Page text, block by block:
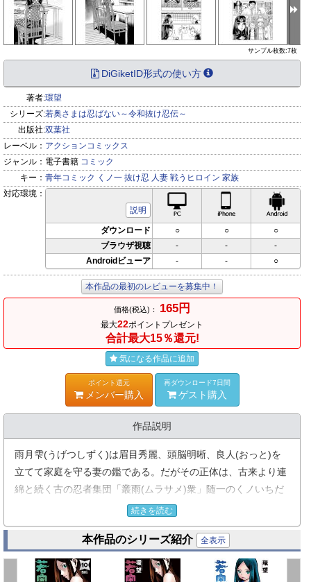
サンプル枚数:7枚
DiGiketID形式の使い方
著者:環望
シリーズ:若奥さまは忍ばない～令和抜け忍伝～
出版社:双葉社
レーベル： アクションコミックス
ジャンル： 電子書籍 コミック
キー： 青年コミック くノ一 抜け忍 人妻 戦うヒロイン 家族
対応環境：
説明
iPhone対応
ダウンロード ○ ○
○
ブラウザ視聴
- -
-
Androidビューア
- - ○
本作品の最初のレビューを募集中！
価格(税込)： 165円
最大22ポイントプレゼント
合計最大15％還元!
気になる作品に追加
ポイント還元
メンバー購入
再ダウンロード7日間
ゲスト購入
作品説明
雨月雫(うげつしずく)は眉目秀麗、頭脳明晰、良人(おっと)を
立てて家庭を守る妻の鑑である。だがその正体は、古来より連
綿と続く古の忍者集団「叢雨(ムラサメ)衆」随一のくノいちだ
里の命により、とある大企業の社員・雨月大吾(うげつだいご)
と偽りの結婚をし、彼の記憶に隠された、世界を揺るがす重大
な秘密を探っていた雫。ところが、いつしか大吾を愛してしま
った彼女は、里を裏切り抜け忍となることを決意する。
続きを読む
本作品のシリーズ紹介 全表示